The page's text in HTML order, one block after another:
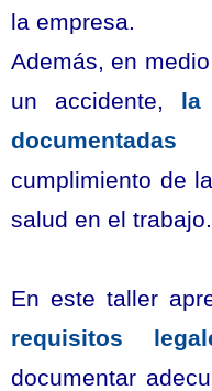
la empresa.
Además, en
un accidente, la
documentadas
cumplimiento de
salud en el trabajo.
En este taller
requisitos
documentar